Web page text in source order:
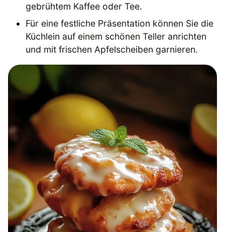
gebrühtem Kaffee oder Tee.
Für eine festliche Präsentation können Sie die
Küchlein auf einem schönen Teller anrichten
und mit frischen Apfelscheiben garnieren.